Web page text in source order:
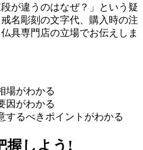
が違うのはなぜ？」という疑
名彫刻の文字代、購入時の注
具専門店の立場でお伝えしま
場がわかる
因がわかる
するべきポイントがわかる
握しよう!